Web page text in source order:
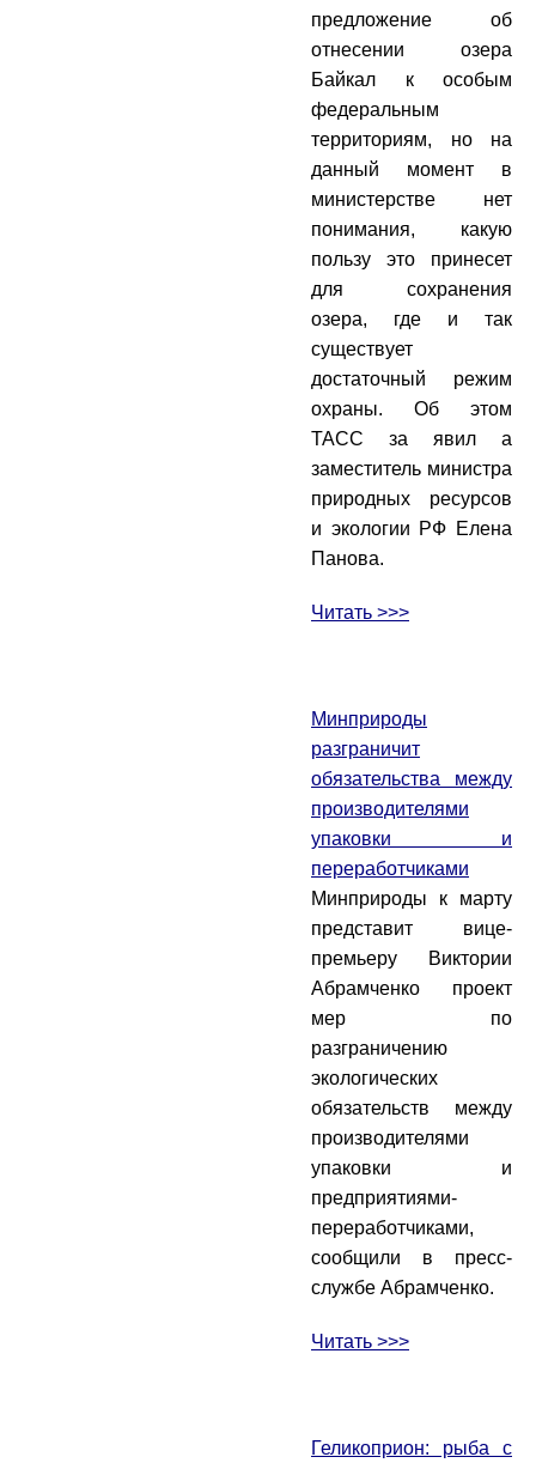
предложение об
отнесении озера
Байкал к особым
федеральным
территориям, но на
данный момент в
министерстве нет
понимания, какую
пользу это принесет
для сохранения
озера, где и так
существует
достаточный режим
охраны. Об этом
ТАСС за явил а
заместитель министра
природных ресурсов
и экологии РФ Елена
Панова.
Читать >>>
Минприроды
разграничит
обязательства между
производителями
упаковки и
переработчиками
Минприроды к марту
представит вице-
премьеру Виктории
Абрамченко проект
мер по
разграничению
экологических
обязательств между
производителями
упаковки и
предприятиями-
переработчиками,
сообщили в пресс-
службе Абрамченко.
Читать >>>
Геликоприон: рыба с